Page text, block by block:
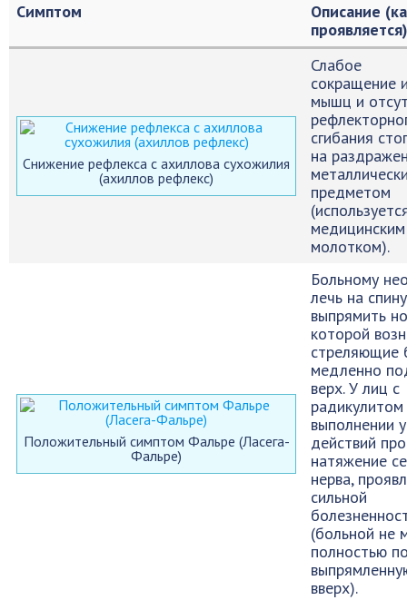
Симптом
Описание
проявляется)
Снижение рефлекса с ахиллова сухожилия
(ахиллов рефлекс)
Слабое
сокращение
мышц и
сгибания
на
предметом
медицинским
молотком).
Положительный симптом Фальре (Ласега-
Фальре)
Больному
лечь на
выпрямить
которой
стреляющие
медленно
верх. У лиц с
выполнении
действий
натяжение
нерва,
сильной
(больной не
полностью
вверх).